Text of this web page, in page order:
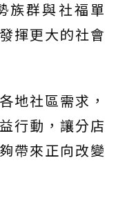
族群與社福單
揮更大的社會
地社區需求，
行動，讓分店
帶來正向改變